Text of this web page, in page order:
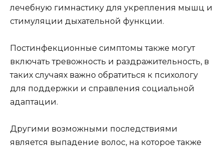
лечебную гимнастику для укрепления мышц и
стимуляции дыхательной функции.
Постинфекционные симптомы также могут
включать тревожность и раздражительность, в
таких случаях важно обратиться к психологу
для поддержки и справления социальной
адаптации.
Другими возможными последствиями
является выпадение волос, на которое также